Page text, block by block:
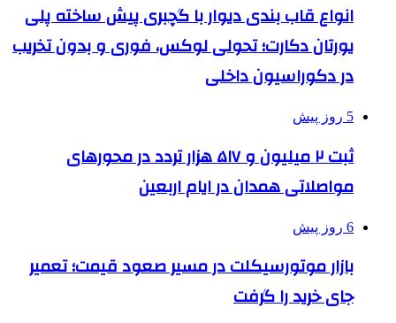
انواع قاب بندی دیوار با گچبری پیش ساخته پلی
یورتان دکارت؛ تحولی لوکس، فوری و بدون تخریب
در دکوراسیون داخلی
5 روز پیش
ثبت ۲ میلیون و ۵۱۷ هزار تردد در محورهای
مواصلاتی همدان در ایام اربعین
6 روز پیش
بازار موتورسیکلت در مسیر صعود قیمت؛ تعمیر
جای خرید را گرفت